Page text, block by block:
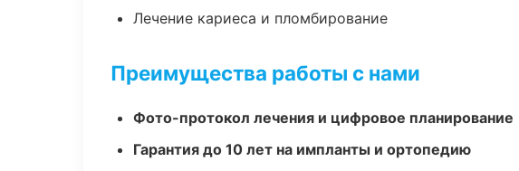
Лечение кариеса и пломбирование
Преимущества работы с нами
Фото-протокол лечения и цифровое планирование
Гарантия до 10 лет на импланты и ортопедию